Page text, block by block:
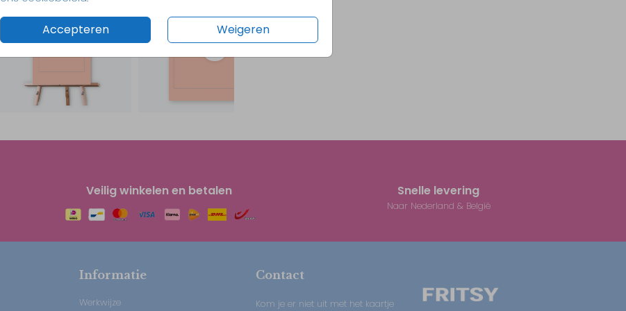
Accepteren Weigeren
Veilig winkelen en betalen Snelle levering
Naar Nederland & België
Informatie
Werkwijze
Contact
Kom je er niet uit met het kaartje